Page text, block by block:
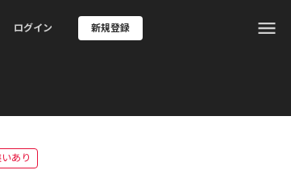
ログイン 新規登録
あり